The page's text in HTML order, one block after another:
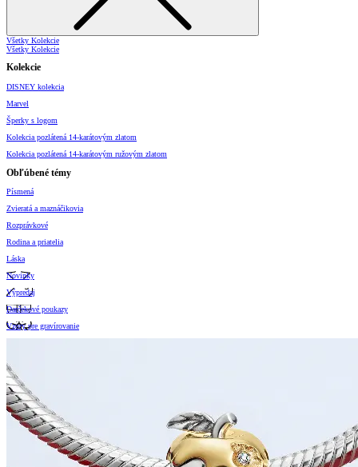
Všetky Kolekcie
Všetky Kolekcie
Kolekcie
DISNEY kolekcia
Marvel
Šperky s logom
Kolekcia pozlátená 14-karátovým zlatom
Kolekcia pozlátená 14-karátovým ružovým zlatom
Obľúbené témy
Písmená
Zvieratá a maznáčikovia
Rozprávkové
Rodina a priatelia
Láska
Novinky
Výpredaj
Darčekové poukazy
Vzory pre gravírovanie